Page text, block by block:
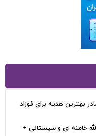
هدیه برای نوزاد
ای و سیستانی +